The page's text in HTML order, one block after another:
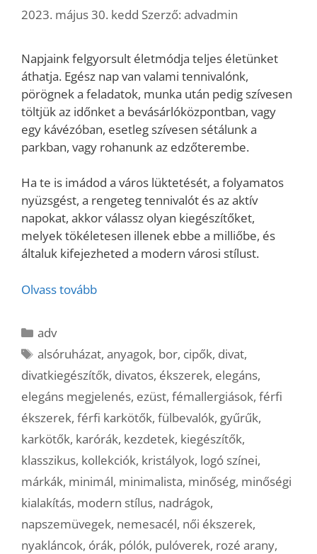
2023. május 30. kedd Szerző: advadmin
Napjaink felgyorsult életmódja teljes életünket
áthatja. Egész nap van valami tennivalónk,
pörögnek a feladatok, munka után pedig szívesen
töltjük az időnket a bevásárlóközpontban, vagy
egy kávézóban, esetleg szívesen sétálunk a
parkban, vagy rohanunk az edzőterembe.
Ha te is imádod a város lüktetését, a folyamatos
nyüzsgést, a rengeteg tennivalót és az aktív
napokat, akkor válassz olyan kiegészítőket,
melyek tökéletesen illenek ebbe a milliőbe, és
általuk kifejezheted a modern városi stílust.
Olvass tovább
Kategória
adv
Címkék
alsóruházat,anyagok, bor, cipők, divat,
divatkiegészítők, divatos, ékszerek, elegáns,
elegáns megjelenés, ezüst, fémallergiások, férfi
ékszerek, férfi karkötők, fülbevalók, gyűrűk,
karkötők, karórák, kezdetek, kiegészítők,
klasszikus, kollekciók, kristályok, logó színei,
márkák, minimál, minimalista, minőség, minőségi
kialakítás, modern stílus, nadrágok,
napszemüvegek, nemesacél, női ékszerek,
nyakláncok, órák, pólók, pulóverek, rozé arany,